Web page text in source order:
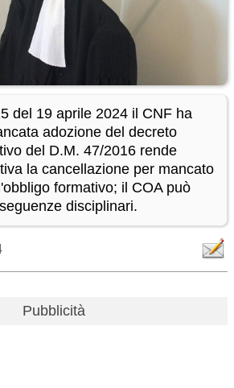
del 19 aprile 2024 il CNF ha
adozione del decreto
del D.M. 47/2016 rende
la cancellazione per mancato
formativo; il COA può
disciplinari.
Pubblicità